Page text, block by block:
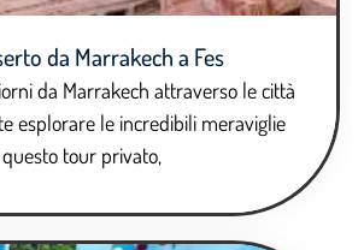
da Marrakech a Fes
da Marrakech attraverso le città
esplorare le incredibili meraviglie
tour privato,